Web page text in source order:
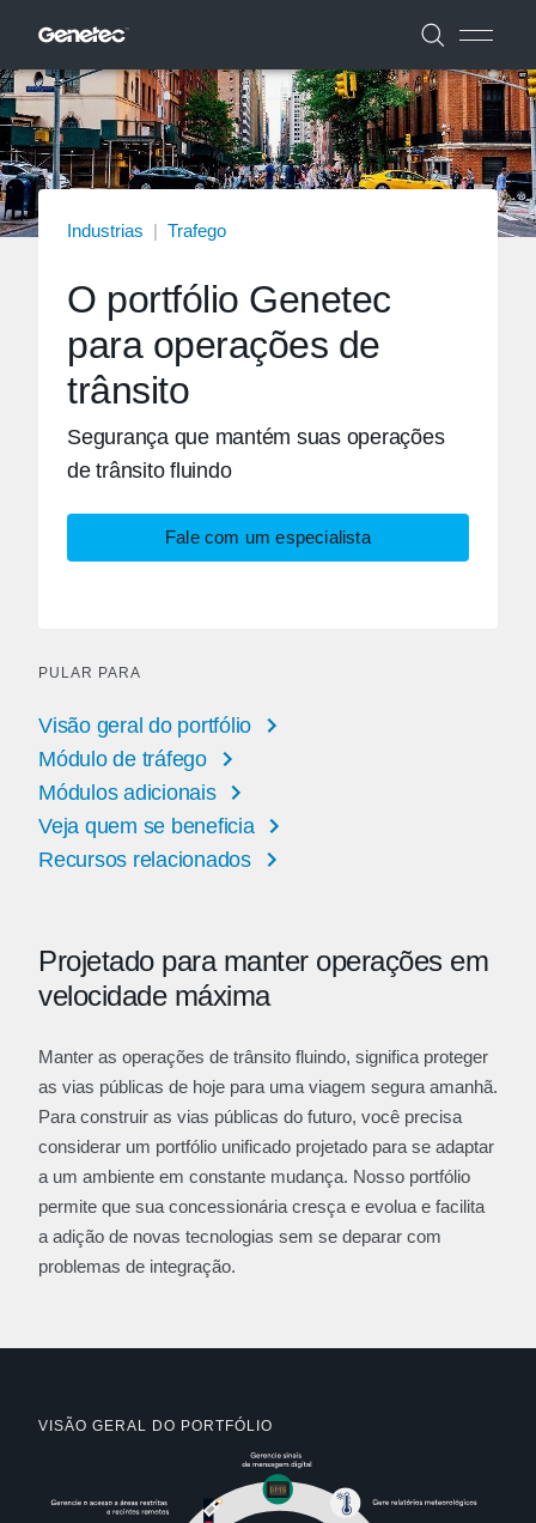
Industrias | Trafego
O portfólio Genetec
para operações de
trânsito
Segurança que mantém suas operações
de trânsito fluindo
Fale com um especialista
PULAR PARA
Visão geral do portfólio
Módulo de tráfego
Módulos adicionais
Veja quem se beneficia
Recursos relacionados
Projetado para manter operações em
velocidade máxima
Manter as operações de trânsito fluindo, significa proteger
as vias públicas de hoje para uma viagem segura amanhã.
Para construir as vias públicas do futuro, você precisa
considerar um portfólio unificado projetado para se adaptar
a um ambiente em constante mudança. Nosso portfólio
permite que sua concessionária cresça e evolua e facilita
a adição de novas tecnologias sem se deparar com
problemas de integração.
VISÃO GERAL DO PORTFÓLIO